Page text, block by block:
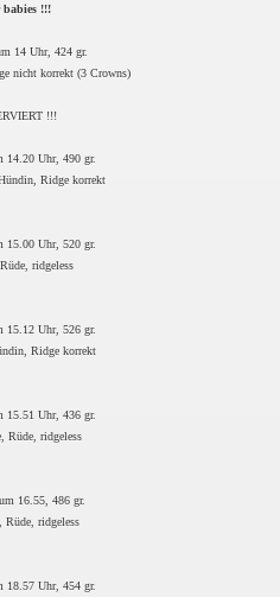
!!!
14 Uhr, 424 gr.
nicht korrekt (3 Crowns)
!!!
14.20 Uhr, 490 gr.
Ridge korrekt
15.00 Uhr, 520 gr.
ridgeless
15.12 Uhr, 526 gr.
Ridge korrekt
15.51 Uhr, 436 gr.
Rüde, ridgeless
16.55, 486 gr.
Rüde, ridgeless
18.57 Uhr, 454 gr.